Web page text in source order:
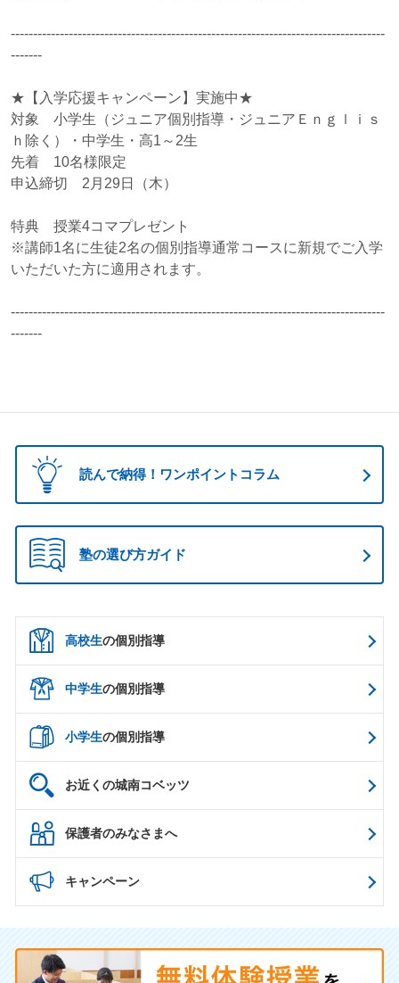
------------------------------------------------------------------------------------
-------
★【入学応援キャンペーン】実施中★
対象 小学生（ジュニア個別指導・ジュニアＥｎｇｌｉｓ
ｈ除く）・中学生・高1～2生
先着 10名様限定
申込締切 2月29日（木）
特典 授業4コマプレゼント
※講師1名に生徒2名の個別指導通常コースに新規でご入学
いただいた方に適用されます。
------------------------------------------------------------------------------------
-------
読んで納得！ワンポイントコラム
塾の選び方ガイド
高校生の個別指導
中学生の個別指導
小学生の個別指導
お近くの城南コベッツ
保護者のみなさまへ
キャンペーン